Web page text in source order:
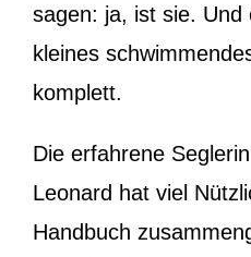
sagen: ja, ist sie. Und
kleines
komplett.
Die erfahrene
Leonard hat viel
Handbuch